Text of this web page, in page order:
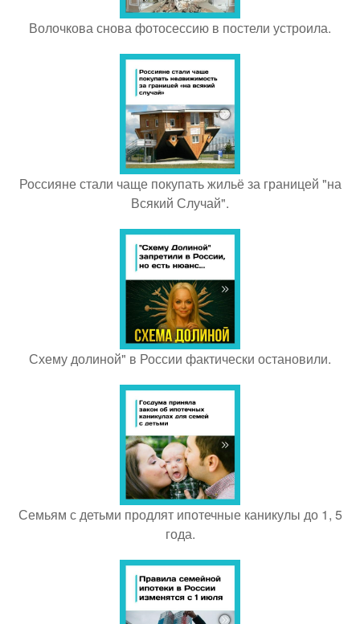
Волочкова снова фотосессию в постели устроила.
Россияне стали чаще покупать жильё за границей "на
Всякий Случай".
Схему долиной" в России фактически остановили.
Семьям с детьми продлят ипотечные каникулы до 1, 5
года.